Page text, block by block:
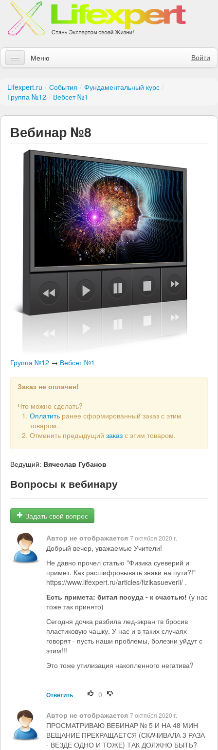
Войти
Меню
Инструменты
Обучение
Контакты
Правила получения заказов
Магазин
Искать
Lifexpert.ru / События / Фундаментальный курс /
Группа №12 / Вебсет №1
Вебинар №8
Группа №12 → Вебсет №1
Заказ не оплачен!
Что можно сделать?
Оплатить ранее сформированный заказ с этим
товаром.
Отменить предыдущий заказ с этим товаром.
Ведущий: Вячеслав Губанов
Вопросы к вебинару
Задать свой вопрос
Автор не отображается 7 октября 2020 г.
Добрый вечер, уважаемые Учители!
Не давно прочел статью "Физика суеверий и
примет. Как расшифровывать знаки на пути?!"
https://www.lifexpert.ru/articles/fizikasueverii/ .
Есть примета: битая посуда - к счастью! (у нас
тоже так принято)
Сегодня дочка разбила лед-экран тв бросив
пластиковую чашку. У нас и в таких случаях
говорят - пусть наши проблемы, болезни уйдут с
этим!!!
Это тоже утилизация накопленного негатива?
Ответить 0
Автор не отображается 7 октября 2020 г.
ПРОСМАТРИВАЮ ВЕБИНАР № 5 И НА 48 МИН
ВЕЩАНИЕ ПРЕКРАЩАЕТСЯ (СКАЧИВАЛА 3 РАЗА
- ВЕЗДЕ ОДНО И ТОЖЕ) ТАК ДОЛЖНО БЫТЬ?